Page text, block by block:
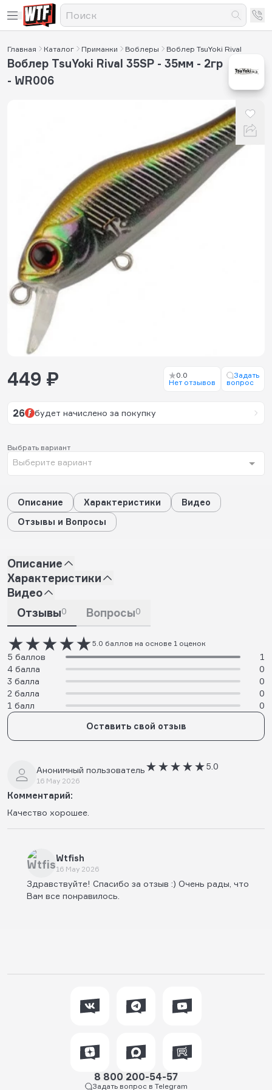
Главная Каталог Приманки Воблеры Воблер TsuYoki Rival
Воблер TsuYoki Rival 35SP - 35мм - 2гр
- WR006
Выбрать вариант
Выберите вариант
449 ₽
0.0
Нет отзывов
Задать
вопрос
26 будет начислено за покупку
Описание Характеристики
Видео
Отзывы и Вопросы
Описание
Характеристики
Видео
Отзывы0 Вопросы0
5.0 баллов на основе 1 оценок
5 баллов
1
4 балла
0
3 балла
0
2 балла
0
1 балл
0
Оставить свой отзыв
Анонимный пользователь
16 May 2026
5.0
Комментарий:
Качество хорошее.
Wtfish
16 May 2026
Здравствуйте! Спасибо за отзыв :) Очень рады, что
Вам все понравилось.
8 800 200-54-57
Задать вопрос в Telegram